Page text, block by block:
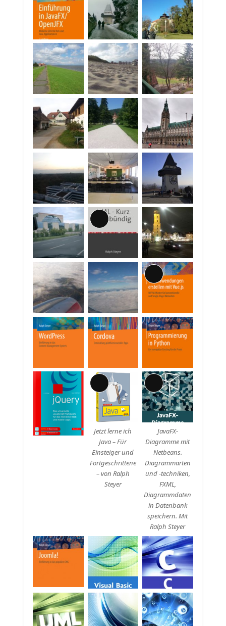
Lange
Beschreibung
Lange
Beschreibung
Lange
Beschreibung
Jetzt lerne ich
Java – Für
Einsteiger und
Fortgeschrittene
– von Ralph
Steyer
Lange
Beschreibung
JavaFX-
Diagramme mit
Netbeans.
Diagrammarten
und -techniken,
FXML,
Diagrammdaten
in Datenbank
speichern. Mit
Ralph Steyer